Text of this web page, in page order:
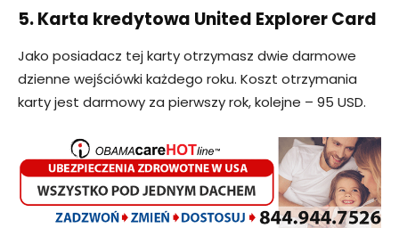
5. Karta kredytowa United Explorer Card
Jako posiadacz tej karty otrzymasz dwie darmowe
dzienne wejściówki każdego roku. Koszt otrzymania
karty jest darmowy za pierwszy rok, kolejne – 95 USD.